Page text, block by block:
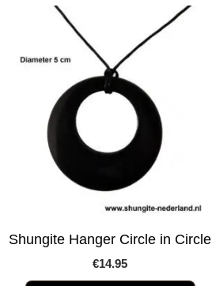
Shungite Hanger Circle in Circle
€14.95